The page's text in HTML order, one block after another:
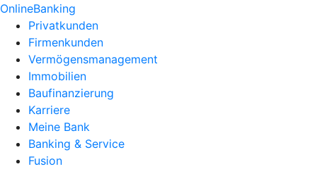
OnlineBanking
Privatkunden
Firmenkunden
Vermögensmanagement
Immobilien
Baufinanzierung
Karriere
Meine Bank
Banking & Service
Fusion